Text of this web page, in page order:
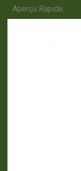
Aperçu Rapide